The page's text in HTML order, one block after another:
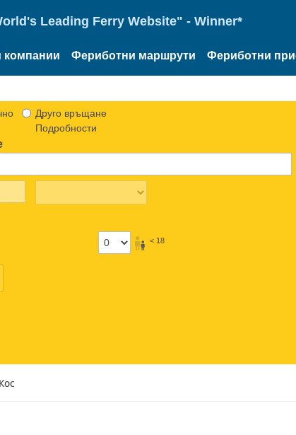
Leading Ferry Website" - Winner*
компании Фериботни маршрути Фериботни
Друго връщане
Подробности
< 18